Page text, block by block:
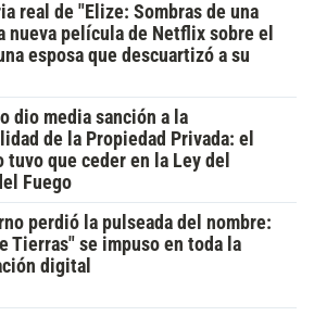
real de "Elize: Sombras de una
nueva película de Netflix sobre el
esposa que descuartizó a su
dio media sanción a la
de la Propiedad Privada: el
tuvo que ceder en la Ley del
Fuego
perdió la pulseada del nombre:
Tierras" se impuso en toda la
digital